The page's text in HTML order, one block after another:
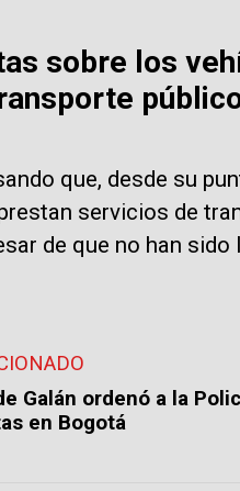
sobre los
que, desde su
servicios de
de que no han
Galán ordenó a la
en Bogotá